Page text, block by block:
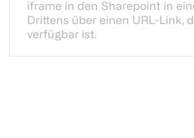
iframe in den Sharepoint in
Drittens über einen URL-Link,
verfügbar ist.